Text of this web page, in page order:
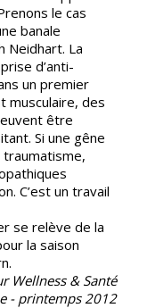
le cas
banale
Neidhart. La
d’anti-
un premier
musculaire, des
être
Si une gêne
C’est un travail
se relève de la
la saison
Wellness & Santé
- printemps 2012